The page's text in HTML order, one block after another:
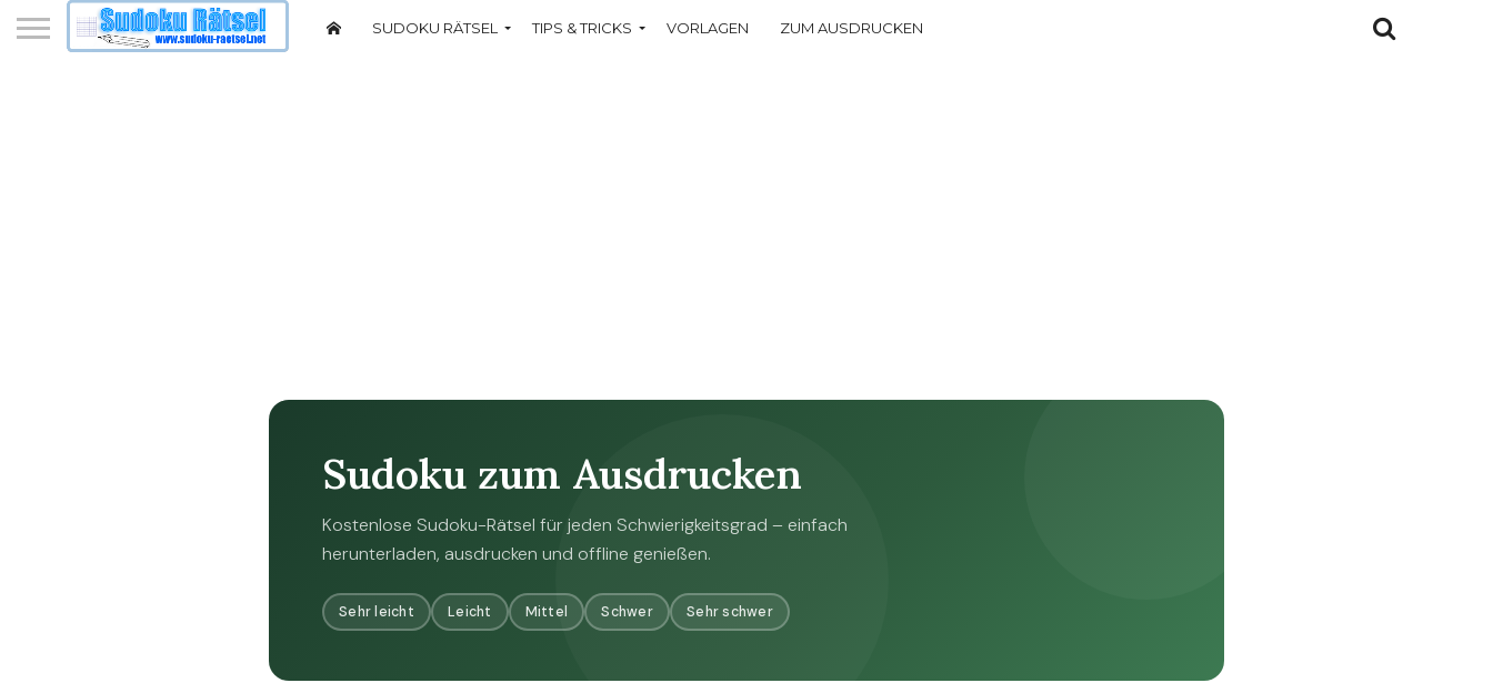
SUDOKU RÄTSEL TIPS & TRICKS VORLAGEN ZUM AUSDRUCKEN
Sudoku zum Ausdrucken
Kostenlose Sudoku-Rätsel für jeden Schwierigkeitsgrad – einfach
herunterladen, ausdrucken und offline genießen.
Sehr leicht Leicht Mittel Schwer Sehr schwer